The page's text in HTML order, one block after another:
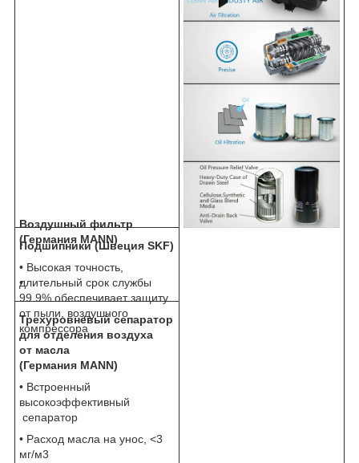
Воздушный фильтр
(Германия MANN)
•
99.9% обеспечивает защиту
от пыли, воздушного
компрессора
Подшипники (Швеция SKF)
• Высокая точность,
длительный срок службы
Трехуровневый сепаратор
для отделения воздуха
от масла
(Германия MANN)
• Встроенный
высокоэффективный
сепаратор
• Расход масла на унос, <3
мг/м3